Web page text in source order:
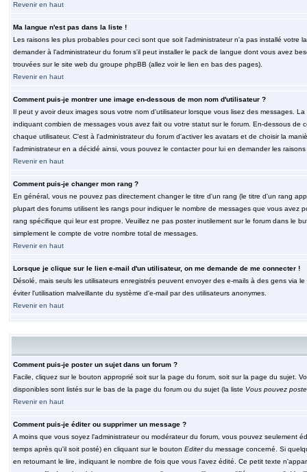
Revenir en haut
Ma langue n'est pas dans la liste !
Les raisons les plus probables pour ceci sont que soit l'administrateur n'a pas installé
demander à l'administrateur du forum s'il peut installer le pack de langue dont vous avez
trouvées sur le site web du groupe phpBB (allez voir le lien en bas des pages).
Revenir en haut
Comment puis-je montrer une image en-dessous de mon nom d'utilisateur ?
Il peut y avoir deux images sous votre nom d'utilisateur lorsque vous lisez des messages.
indiquant combien de messages vous avez fait ou votre statut sur le forum. En-dessous
chaque utilisateur. C'est à l'administrateur du forum d'activer les avatars et de choisir la
l'administrateur en a décidé ainsi, vous pouvez le contacter pour lui en demander les
Revenir en haut
Comment puis-je changer mon rang ?
En général, vous ne pouvez pas directement changer le titre d'un rang (le titre d'un rang
plupart des forums utilisent les rangs pour indiquer le nombre de messages que vous avez
rang spécifique qui leur est propre. Veuillez ne pas poster inutilement sur le forum dans le
simplement le compte de votre nombre total de messages.
Revenir en haut
Lorsque je clique sur le lien e-mail d'un utilisateur, on me demande de me connecter !
Désolé, mais seuls les utilisateurs enregistrés peuvent envoyer des e-mails à des gens via
éviter l'utilisation malveillante du système d'e-mail par des utilisateurs anonymes.
Revenir en haut
Comment puis-je poster un sujet dans un forum ?
Facile, cliquez sur le bouton approprié soit sur la page du forum, soit sur la page du sujet.
disponibles sont listés sur le bas de la page du forum ou du sujet (la liste Vous pouvez
Revenir en haut
Comment puis-je éditer ou supprimer un message ?
A moins que vous soyez l'administrateur ou modérateur du forum, vous pouvez seulement
temps après qu'il soit posté) en cliquant sur le bouton Editerdu message concerné. Si
en retournant le lire, indiquant le nombre de fois que vous l'avez édité. Ce petit texte